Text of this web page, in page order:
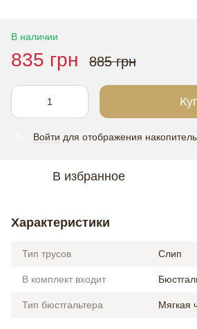
В наличии
835 грн 885 грн
Войти для отображения
В избранное
Характеристики
Тип трусов Слип
В комплект входит
Тип бюстгальтера Мягкая